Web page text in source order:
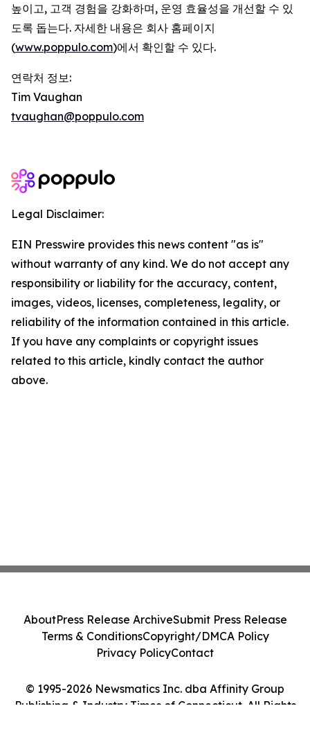
높이고, 고객 경험을 강화하며, 운영 효율성을 개선할 수 있
도록 돕는다. 자세한 내용은 회사 홈페이지
(www.poppulo.com)에서 확인할 수 있다.
연락처 정보:
Tim Vaughan
tvaughan@poppulo.com
Legal Disclaimer:
EIN Presswire provides this news content "as is"
without warranty of any kind. We do not accept any
responsibility or liability for the accuracy, content,
images, videos, licenses, completeness, legality, or
reliability of the information contained in this article.
If you have any complaints or copyright issues
related to this article, kindly contact the author
above.
© 1995-2026 Newsmatics Inc. dba Affinity Group
Publishing & Industry Times of Connecticut. All Rights
AboutPress Release ArchiveSubmit Press Release
Terms & ConditionsCopyright/DMCA Policy
Privacy PolicyContact